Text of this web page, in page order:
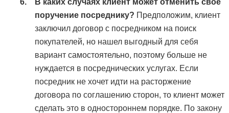
В каких случаях клиент может отменить свое
поручение посреднику? Предположим, клиент
заключил договор с посредником на поиск
покупателей, но нашел выгодный для себя
вариант самостоятельно, поэтому больше не
нуждается в посреднических услугах. Если
посредник не хочет идти на расторжение
договора по соглашению сторон, то клиент может
сделать это в одностороннем порядке. По закону